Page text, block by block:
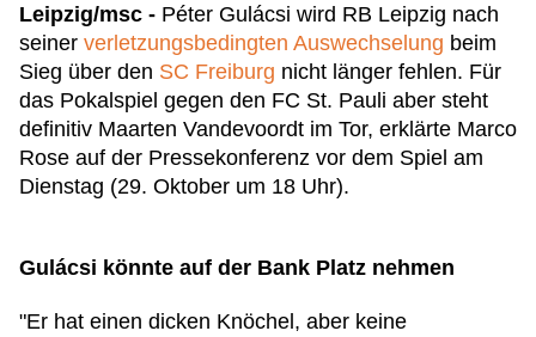
Leipzig/msc - Péter Gulácsi wird RB Leipzig nach
seiner verletzungsbedingten Auswechselung beim
Sieg über den SC Freiburg nicht länger fehlen. Für
das Pokalspiel gegen den FC St. Pauli aber steht
definitiv Maarten Vandevoordt im Tor, erklärte Marco
Rose auf der Pressekonferenz vor dem Spiel am
Dienstag (29. Oktober um 18 Uhr).
Gulácsi könnte auf der Bank Platz nehmen
"Er hat einen dicken Knöchel, aber keine